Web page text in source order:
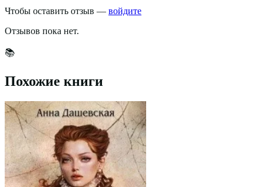
Чтобы оставить отзыв — войдите
Отзывов пока нет.
📚
Похожие книги